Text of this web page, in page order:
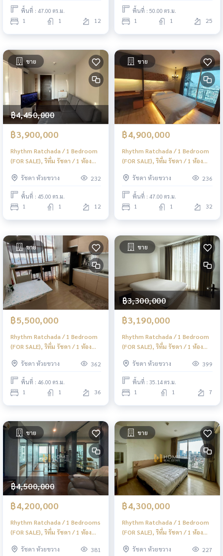
พื้นที่ : 47.00 ตร.ม.
1 1 12
พื้นที่ : 50.00 ตร.ม.
1 1 25
ขาย
฿4,450,000
฿3,900,000
Rhythm Ratchada / 1 Bedroom
(FOR SALE), ริทึ่ม รัชดา / 1 ห้อง
รัชดา ห้วยขวาง
232
พื้นที่ : 45.00 ตร.ม.
1 1 12
ขาย
฿4,900,000
Rhythm Ratchada / 1 Bedroom
(FOR SALE), ริทึ่ม รัชดา / 1 ห้อง
รัชดา ห้วยขวาง
236
พื้นที่ : 47.00 ตร.ม.
1 1 32
ขาย
฿5,500,000
Rhythm Ratchada / 1 Bedroom
(FOR SALE), ริทึ่ม รัชดา / 1 ห้อง
รัชดา ห้วยขวาง
362
พื้นที่ : 46.00 ตร.ม.
1 1 36
ขาย
฿3,300,000
฿3,190,000
Rhythm Ratchada / 1 Bedroom
(FOR SALE), ริทึ่ม รัชดา / 1 ห้อง
รัชดา ห้วยขวาง
399
พื้นที่ : 35.14 ตร.ม.
1 1 7
ขาย
฿4,500,000
฿4,200,000
Rhythm Ratchada / 1 Bedrooms
(FOR SALE), ริทึ่ม รัชดา / 1 ห้อง
รัชดา ห้วยขวาง
381
ขาย
฿4,300,000
Rhythm Ratchada / 1 Bedroom
(FOR SALE), ริทึ่ม รัชดา / 1 ห้อง
รัชดา ห้วยขวาง
227